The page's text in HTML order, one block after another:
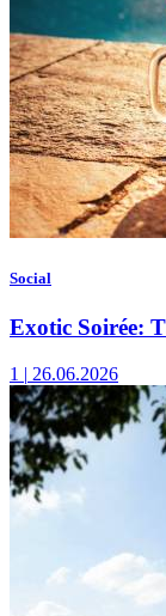
Social
Exotic Soirée:
1 | 26.06.2026